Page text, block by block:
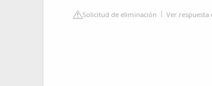
Solicitud de eliminación Ver respuesta